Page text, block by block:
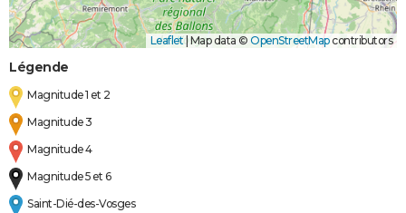
Leaflet|Map data © OpenStreetMapcontributors
Légende
Magnitude 1 et 2
Magnitude 3
Magnitude 4
Magnitude 5 et 6
Saint-Dié-des-Vosges